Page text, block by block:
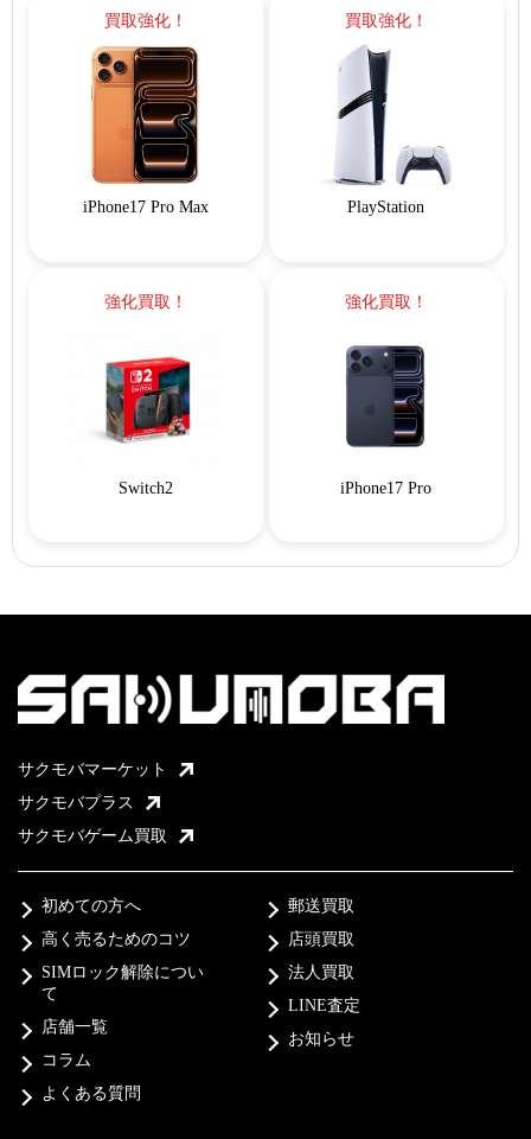
買取強化！
iPhone17 Pro Max
買取強化！
PlayStation
強化買取！
Switch2
強化買取！
iPhone17 Pro
サクモバマーケット
サクモバプラス
サクモバゲーム買取
初めての方へ
高く売るためのコツ
SIMロック解除につい
て
店舗一覧
コラム
よくある質問
郵送買取
店頭買取
法人買取
LINE査定
お知らせ